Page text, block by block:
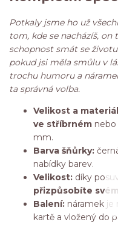
Potkaly jsme ho už
tom, kde se nacházíš, on
schopnost smát se
pokud jsi měla smůlu v
trochu humoru a
ta správná volba.
Velikost a
ve stříbrném nebo
mm.
Barva šňůrky:
nabídky barev.
Velikost: díky
přizpůsobíte
Balení: náramek je
kartě a vložený do